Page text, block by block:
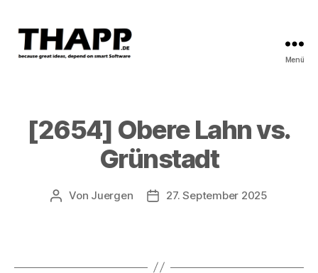
Menü
[2654] Obere Lahn vs.
Grünstadt
Beitragsautor
Von Juergen Beitragsdatum
27. September 2025